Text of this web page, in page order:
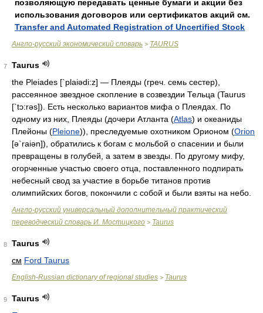
позволяющую передавать ценные бумаги и акции без
использования договоров или сертификатов акций см.
Transfer and Automated Registration of Uncertified Stock
Англо-русский экономический словарь > TAURUS
7
Taurus
the Pleiades [`plaiədi:z] — Плеяды (греч. семь сестер),
рассеянное звездное скопление в созвездии Тельца (Taurus
[`tɔ:rəs]). Есть несколько вариантов мифа о Плеядах. По
одному из них, Плеяды (дочери Атланта (Atlas) и океаниды
Плейоны (Pleione)), преследуемые охотником Орионом (Orion
[ə`rаiən]), обратились к богам с мольбой о спасении и были
превращены в голубей, а затем в звезды. По другому мифу,
огорченные участью своего отца, поставленного подпирать
небесный свод за участие в борьбе титанов против
олимпийских богов, покончили с собой и были взяты на небо.
Англо-русский универсальный дополнительный практический
переводческий словарь И. Мостицкого > Taurus
8
Taurus
см Ford Taurus
English-Russian dictionary of regional studies > Taurus
9
Taurus